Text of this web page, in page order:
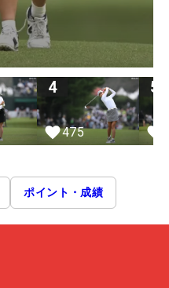
4
475
5
ポイント・成績